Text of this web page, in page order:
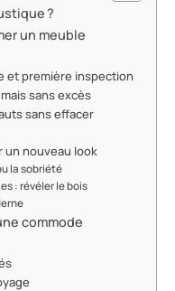
?
un meuble
et première inspection
sans excès
sans effacer
un nouveau look
la sobriété
: révéler le bois
commode